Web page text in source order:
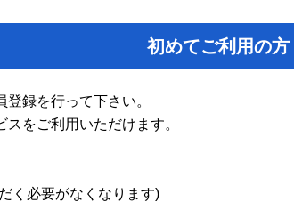
初めてご利用の方
録を行って下さい。
をご利用いただけます。
く必要がなくなります)